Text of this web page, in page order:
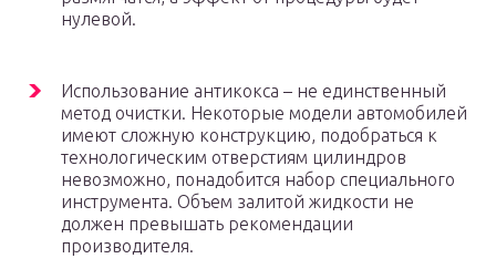
нулевой.
Использование антикокса – не единственный
метод очистки. Некоторые модели автомобилей
имеют сложную конструкцию, подобраться к
технологическим отверстиям цилиндров
невозможно, понадобится набор специального
инструмента. Объем залитой жидкости не
должен превышать рекомендации
производителя.